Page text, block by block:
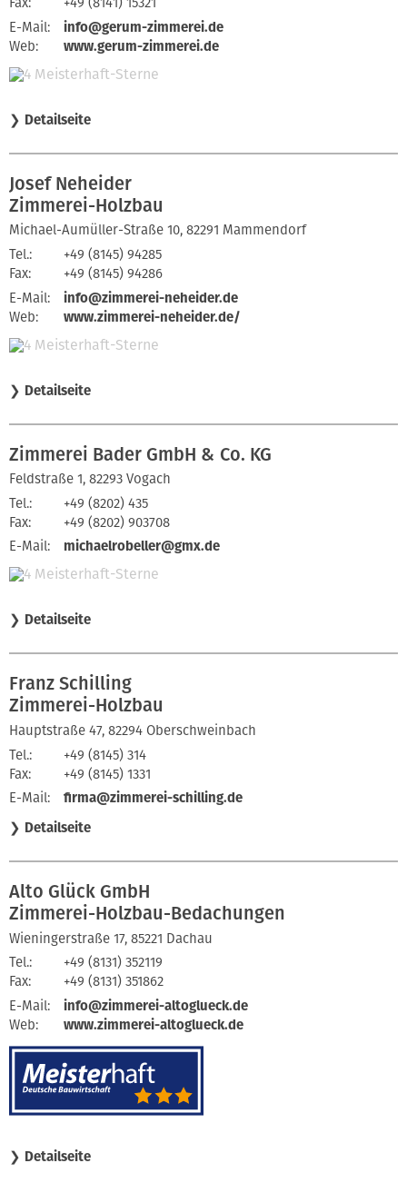
E-Mail:
info@gerum-zimmerei.de
Web:
www.gerum-zimmerei.de
❯ Detailseite
Josef Neheider
Zimmerei-Holzbau
Michael-Aumüller-Straße 10, 82291 Mammendorf
Tel.:
+49 (8145) 94285
Fax:
+49 (8145) 94286
E-Mail:
info@zimmerei-neheider.de
Web:
www.zimmerei-neheider.de/
❯ Detailseite
Zimmerei Bader GmbH & Co. KG
Feldstraße 1, 82293 Vogach
Tel.:
+49 (8202) 435
Fax:
+49 (8202) 903708
E-Mail:
michaelrobeller@gmx.de
❯ Detailseite
Franz Schilling
Zimmerei-Holzbau
Hauptstraße 47, 82294 Oberschweinbach
Tel.:
+49 (8145) 314
Fax:
+49 (8145) 1331
E-Mail:
firma@zimmerei-schilling.de
❯ Detailseite
Alto Glück GmbH
Zimmerei-Holzbau-Bedachungen
Wieningerstraße 17, 85221 Dachau
Tel.:
+49 (8131) 352119
Fax:
+49 (8131) 351862
E-Mail:
info@zimmerei-altoglueck.de
Web:
www.zimmerei-altoglueck.de
❯ Detailseite